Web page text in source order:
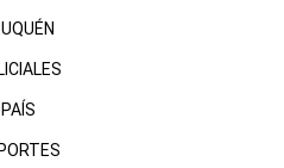
PAÍS